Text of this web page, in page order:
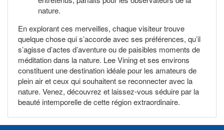
nature.
En explorant ces merveilles, chaque visiteur trouve
quelque chose qui s’accorde avec ses préférences, qu’il
s’agisse d’actes d’aventure ou de paisibles moments de
méditation dans la nature. Lee Vining et ses environs
constituent une destination idéale pour les amateurs de
plein air et ceux qui souhaitent se reconnecter avec la
nature. Venez, découvrez et laissez-vous séduire par la
beauté intemporelle de cette région extraordinaire.